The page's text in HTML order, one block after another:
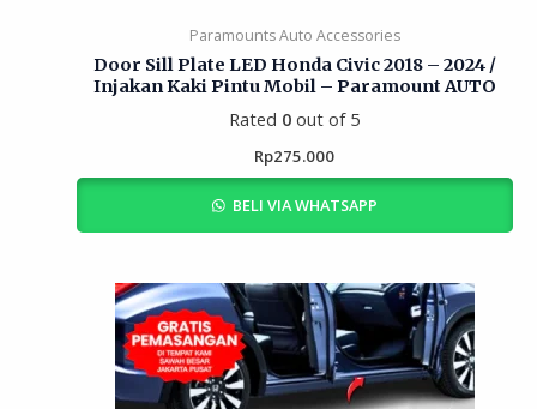
Paramounts Auto Accessories
Door Sill Plate LED Honda Civic 2018 – 2024 /
Injakan Kaki Pintu Mobil – Paramount AUTO
Rated 0 out of 5
Rp275.000
BELI VIA WHATSAPP